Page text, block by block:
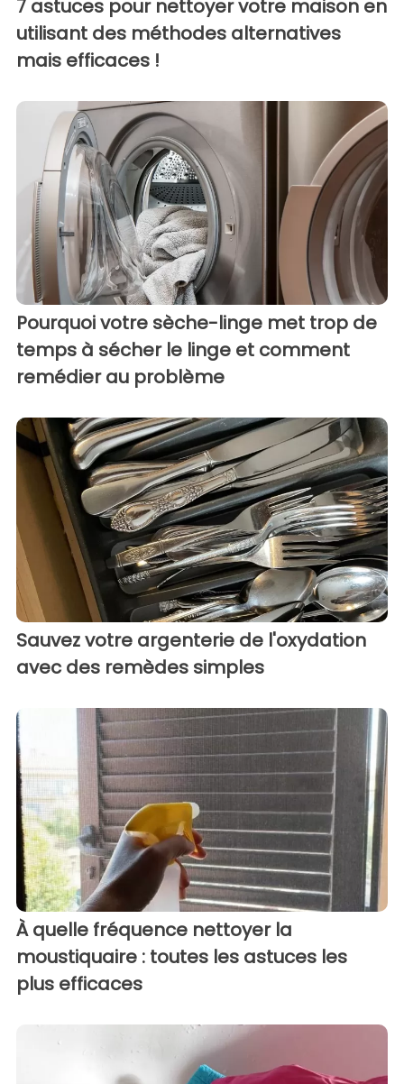
7 astuces pour nettoyer votre maison en
utilisant des méthodes alternatives
mais efficaces !
Pourquoi votre sèche-linge met trop de
temps à sécher le linge et comment
remédier au problème
Sauvez votre argenterie de l'oxydation
avec des remèdes simples
À quelle fréquence nettoyer la
moustiquaire : toutes les astuces les
plus efficaces